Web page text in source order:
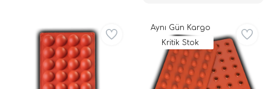
Aynı Gün Kargo
Kritik Stok